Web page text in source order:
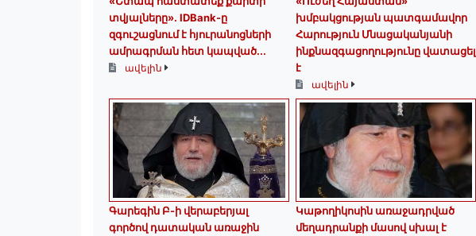
տվյալները»․ IDBank-ը
զգուշացնում է հյուրանոցների
ամրագրման հետ կապված...
ավելին
խմբակցության պատգամավոր
Հարություն Մնացականյանի
ինքնազգացողությունը վատացել
է
ավելին
Գարեգին Բ-ի վերաբերյալ
գործով դատական առաջին
Կաթողիկոսին առաջադրված
մեղադրանքի մասով սխալ է